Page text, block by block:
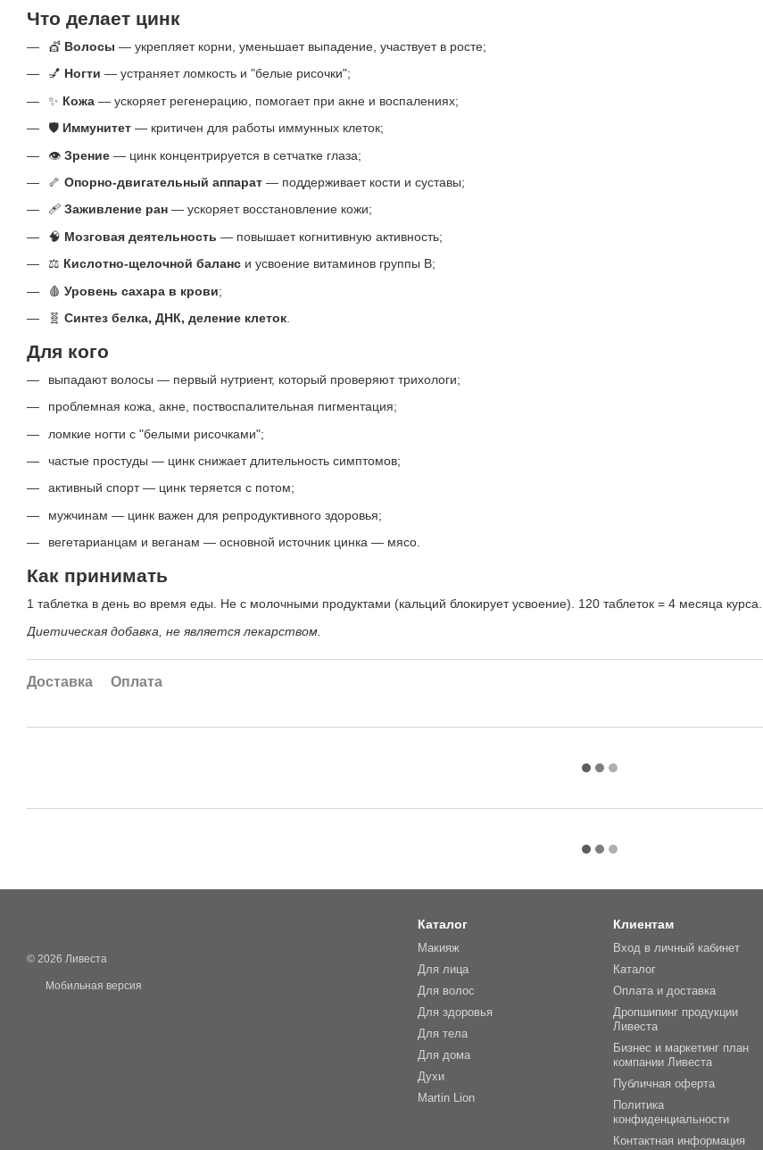
Что делает цинк
💇 Волосы — укрепляет корни, уменьшает выпадение, участвует в росте;
💅 Ногти — устраняет ломкость и "белые рисочки";
✨ Кожа — ускоряет регенерацию, помогает при акне и воспалениях;
🛡️ Иммунитет — критичен для работы иммунных клеток;
👁️ Зрение — цинк концентрируется в сетчатке глаза;
🦴 Опорно-двигательный аппарат — поддерживает кости и суставы;
🩹 Заживление ран — ускоряет восстановление кожи;
🧠 Мозговая деятельность — повышает когнитивную активность;
⚖️ Кислотно-щелочной баланс и усвоение витаминов группы B;
🩸 Уровень сахара в крови;
🧬 Синтез белка, ДНК, деление клеток
Для кого
выпадают волосы — первый нутриент, который проверяют трихологи;
проблемная кожа, акне, поствоспалительная пигментация;
ломкие ногти с "белыми рисочками";
частые простуды — цинк снижает длительность симптомов;
активный спорт — цинк теряется с потом;
мужчинам — цинк важен для репродуктивного здоровья;
вегетарианцам и веганам — основной источник цинка — мясо.
Как принимать
1 таблетка в день во время еды. Не с молочными продуктами (кальций блокирует усвоение). 120 таблеток = 4 месяца
Диетическая добавка, не является лекарством.
Доставка Оплата
© 2026 Ливеста
Мобильная версия
Каталог
Макияж
Для лица
Для волос
Для здоровья
Для тела
Для дома
Духи
Martin Lion
Клиентам
Вход в личный кабинет
Каталог
Оплата и доставка
Дропшипинг продукции
Ливеста
Бизнес и маркетинг план
компании Ливеста
Публичная оферта
Политика
конфиденциальности
Контактная информация